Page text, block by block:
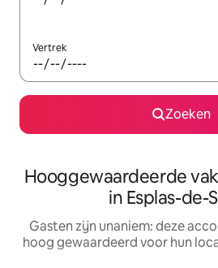
Vertrek
Zoeken
Hooggewaardeerde
in Esplas-de-
Gasten zijn unaniem: deze
hoog gewaardeerd voor hun